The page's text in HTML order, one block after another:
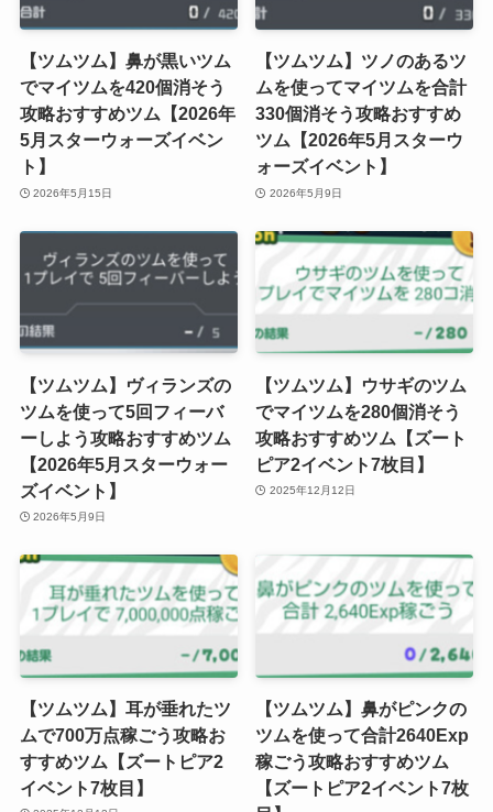
【ツムツム】鼻が黒いツム
でマイツムを420個消そう
攻略おすすめツム【2026年
5月スターウォーズイベン
ト】
2026年5月15日
【ツムツム】ツノのあるツ
ムを使ってマイツムを合計
330個消そう攻略おすすめ
ツム【2026年5月スターウ
ォーズイベント】
2026年5月9日
【ツムツム】ヴィランズの
ツムを使って5回フィーバ
ーしよう攻略おすすめツム
【2026年5月スターウォー
ズイベント】
2026年5月9日
【ツムツム】ウサギのツム
でマイツムを280個消そう
攻略おすすめツム【ズート
ピア2イベント7枚目】
2025年12月12日
【ツムツム】耳が垂れたツ
ムで700万点稼ごう攻略お
すすめツム【ズートピア2
イベント7枚目】
【ツムツム】鼻がピンクの
ツムを使って合計2640Exp
稼ごう攻略おすすめツム
【ズートピア2イベント7枚